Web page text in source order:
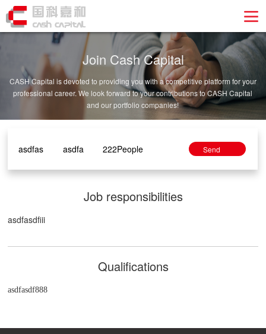
Join Cash Capital
CASH Capital is devoted to providing you with a competitive platform for your
professional career. We look forward to your contributions to CASH Capital
and our portfolio companies!
asdfas asdfa 222People
Send
email to
apply for
Job responsibilities
asdfasdfiii
Qualifications
asdfasdf888